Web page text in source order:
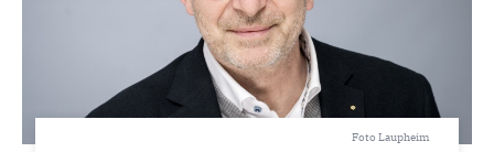
Foto Laupheim